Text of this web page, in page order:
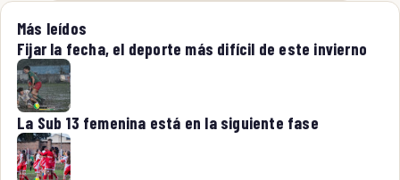
Más leídos
Fijar la fecha, el deporte más difícil de este invierno
La Sub 13 femenina está en la siguiente fase